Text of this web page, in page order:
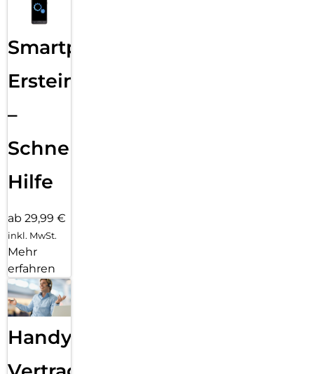
Smartphone
Ersteinrichtung
–
Schnelle
Hilfe
ab 29,99 €
inkl. MwSt.
Mehr
erfahren
Handy